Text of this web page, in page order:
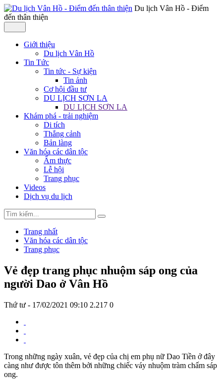
Du lịch Vân Hồ - Điểm
đến thân thiện
Giới thiệu
Du lịch Vân Hồ
Tin Tức
Tin tức - Sự kiện
Tin ảnh
Cơ hội đầu tư
DU LỊCH SƠN LA
DU LỊCH SƠN LA
Khám phá - trải nghiệm
Di tích
Thắng cảnh
Bản làng
Văn hóa các dân tộc
Ẩm thực
Lễ hội
Trang phục
Videos
Dịch vụ du lịch
Trang nhất
Văn hóa các dân tộc
Trang phục
Vẻ đẹp trang phục nhuộm sáp ong của
người Dao ở Vân Hồ
Thứ tư - 17/02/2021 09:10 2.217 0
Trong những ngày xuân, vẻ đẹp của chị em phụ nữ Dao Tiền ở đây
càng như được tôn thêm bởi những chiếc váy nhuộm tràm chấm sáp
ong.